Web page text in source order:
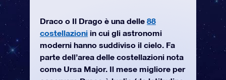
Draco o Il Drago è una delle 88
costellazioni in cui gli astronomi
moderni hanno suddiviso il cielo. Fa
parte dell’area delle costellazioni nota
come Ursa Major. Il mese migliore per